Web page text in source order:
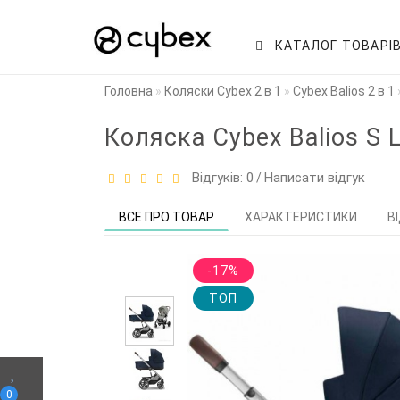
0
КАТАЛОГ
Головна Коляски Cybex 2 в 1 Cybex Balios 2 в 1
Коляска Cybex Balios S
Відгуків: 0 /Написати відгук
ВСЕ ПРО ТОВАР ХАРАКТЕРИСТИКИ
-17%
TOП